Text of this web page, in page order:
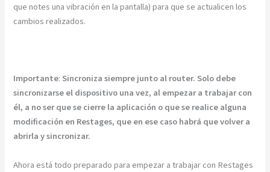
que notes una vibración en la pantalla) para que se actualicen los
cambios realizados.
Importante: Sincroniza siempre junto al router. Solo debe
sincronizarse el dispositivo una vez, al empezar a trabajar con
él, a no ser que se cierre la aplicación o que se realice alguna
modificación en Restages, que en ese caso habrá que volver a
abrirla y sincronizar.
Ahora está todo preparado para empezar a trabajar con Restages